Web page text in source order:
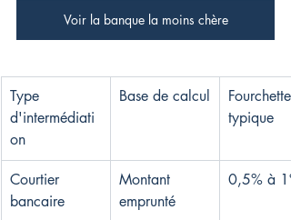
Voir la banque la moins chère
Type
d'intermédiati
on
Base de calcul
Fourchette
typique
Courtier
bancaire
Montant
emprunté
0,5% à 1%